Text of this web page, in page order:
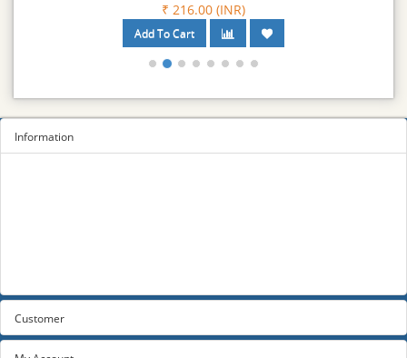
₹ 216.00 (INR)
Information
Customer